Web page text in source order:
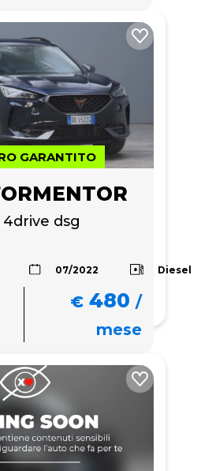
GARANTITO
4drive dsg
07/2022 Diesel
€ 480 /
mese